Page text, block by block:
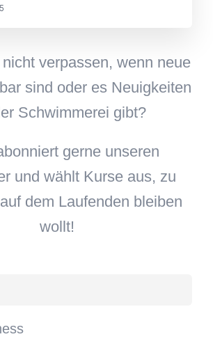
verpassen, wenn neue
sind oder es Neuigkeiten
Schwimmerei gibt?
gerne unseren
und wählt Kurse aus, zu
dem Laufenden bleiben
wollt!